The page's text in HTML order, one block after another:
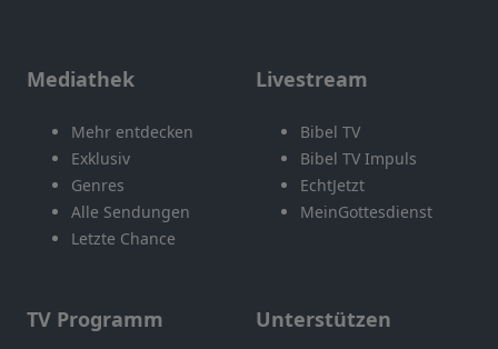
Mediathek
Mehr entdecken
Exklusiv
Genres
Alle Sendungen
Letzte Chance
Livestream
Bibel TV
Bibel TV Impuls
EchtJetzt
MeinGottesdienst
TV Programm Unterstützen